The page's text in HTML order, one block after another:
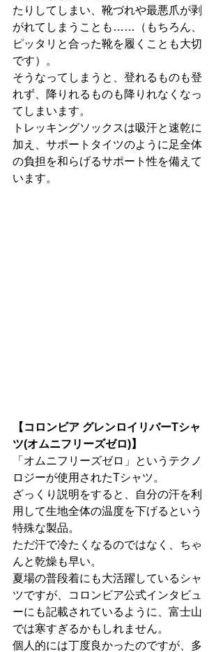
たりしてしまい、靴づれや最悪爪が剥
がれてしまうことも……（もちろん、
ピッタリと合った靴を履くことも大切
です）。
そうなってしまうと、登れるものも登
れず、降りれるものも降りれなくなっ
てしまいます。
トレッキングソックスは吸汗と速乾に
加え、サポートタイツのように足全体
の負担を和らげるサポート性を備えて
います。
【コロンビア グレンロイリバーTシャ
ツ(オムニフリーズゼロ)】
「オムニフリーズゼロ」というテクノ
ロジーが使用されたTシャツ。
ざっくり説明をすると、自分の汗を利
用して生地全体の温度を下げるという
特殊な製品。
ただ汗で冷たくなるのではなく、ちゃ
んと乾燥も早い。
夏場の普段着にも大活躍しているシャ
ツですが、コロンビア公式インタビュ
ーにも記載されているように、富士山
では寒すぎるかもしれません。
個人的には丁度良かったのですが、多